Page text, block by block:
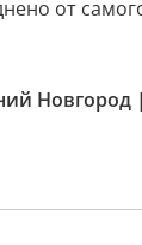
от
Новгород